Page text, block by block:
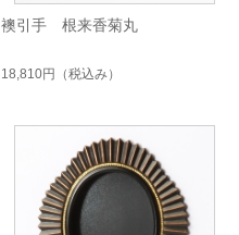
襖引手 根来香菊丸
18,810円 （税込み）